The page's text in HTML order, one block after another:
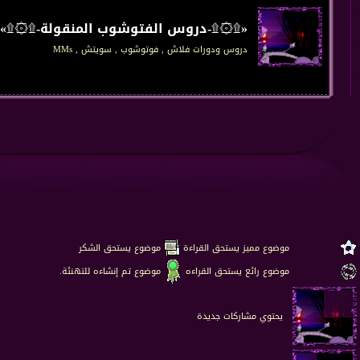
«۩۞۩-دروس الفتوشوب المنقولة-۩۞۩»
دروس ودورات فلاش , فوتوشوب , سويتش , MMs
موضوع مميز يستحق القراءة
موضوع يستحق الشكر
موضوع رائع يستحق القراءه
موضوع تم إنشاءه للتهنئة.
يحتوي مشاركات جديدة